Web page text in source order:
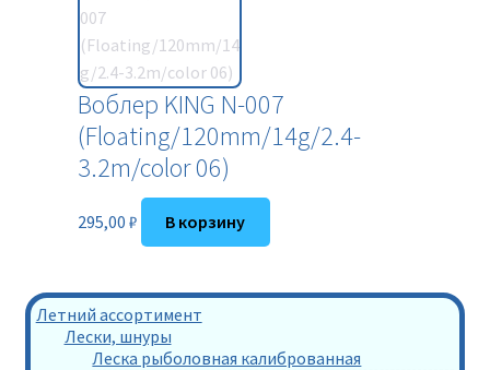
Воблер KING N-007
(Floating/120mm/14g/2.4-
3.2m/color 06)
295,00 ₽ В корзину
Летний ассортимент
Лески, шнуры
Леска рыболовная калиброванная